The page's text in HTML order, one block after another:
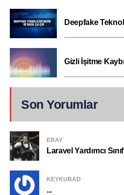
Deepfake
Gizli İşitme
Son Yorumlar
ERAY
Laravel Yardımcı
KEYKUBAD
...